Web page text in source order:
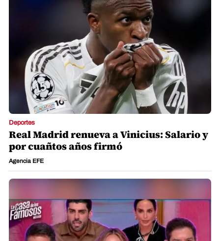
Deportes
Real Madrid renueva a Vinicius: Salario y
por cuañtos años firmó
Agencia EFE